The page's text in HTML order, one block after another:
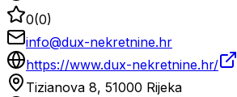
0(0)
info@dux-nekretnine.hr
https://www.dux-nekretnine.hr/
Tizianova 8, 51000 Rijeka